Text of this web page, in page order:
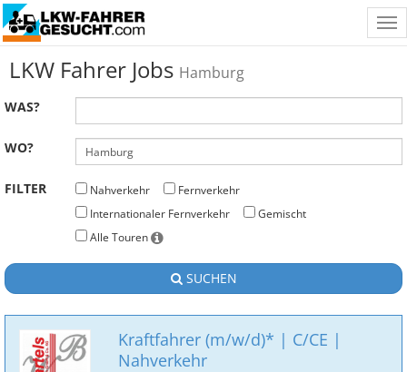
LKW Fahrer Jobs Hamburg
WAS?
WO?
FILTER Nahverkehr
Fernverkehr
Internationaler Fernverkehr
Gemischt
Alle Touren
SUCHEN
Kraftfahrer (m/w/d)* | C/CE |
Nahverkehr